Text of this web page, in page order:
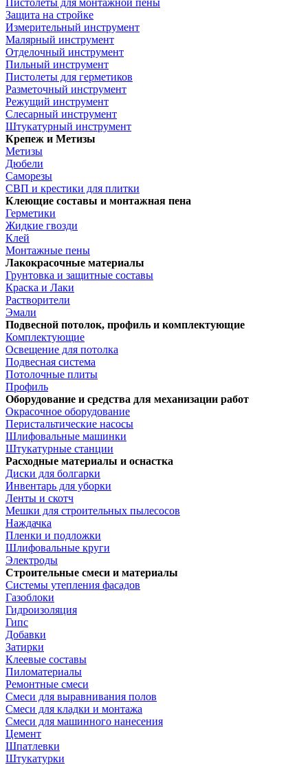
Пистолеты для монтажной пены
Защита на стройке
Измерительный инструмент
Малярный инструмент
Отделочный инструмент
Пильный инструмент
Пистолеты для герметиков
Разметочный инструмент
Режущий инструмент
Слесарный инструмент
Штукатурный инструмент
Крепеж и Метизы
Метизы
Дюбели
Саморезы
СВП и крестики для плитки
Клеющие составы и монтажная пена
Герметики
Жидкие гвозди
Клей
Монтажные пены
Лакокрасочные материалы
Грунтовка и защитные составы
Краска и Лаки
Растворители
Эмали
Подвесной потолок, профиль и комплектующие
Комплектующие
Освещение для потолка
Подвесная система
Потолочные плиты
Профиль
Оборудование и средства для механизации работ
Окрасочное оборудование
Перистальтические насосы
Шлифовальные машинки
Штукатурные станции
Расходные материалы и оснастка
Диски для болгарки
Инвентарь для уборки
Ленты и скотч
Мешки для строительных пылесосов
Наждачка
Пленки и подложки
Шлифовальные круги
Электроды
Строительные смеси и материалы
Системы утепления фасадов
Газоблоки
Гидроизоляция
Гипс
Добавки
Затирки
Клеевые составы
Пиломатериалы
Ремонтные смеси
Смеси для выравнивания полов
Смеси для кладки и монтажа
Смеси для машинного нанесения
Цемент
Шпатлевки
Штукатурки